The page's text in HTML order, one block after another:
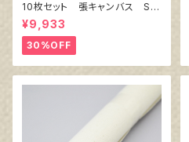
10枚セット 張キャンバス Sn
owWhite SPC（綿・ポリエステ
ル）F8 455㎜×380㎜
¥9,933
30%OFF